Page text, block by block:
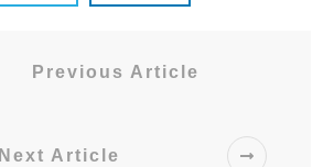
Previous Article
Next Article